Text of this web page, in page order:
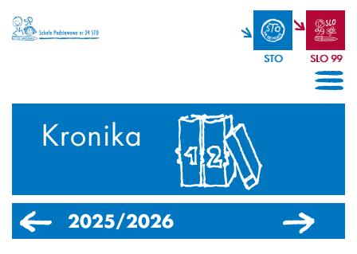
STO SLO 99
Kronika
2025/2026 2024/2025